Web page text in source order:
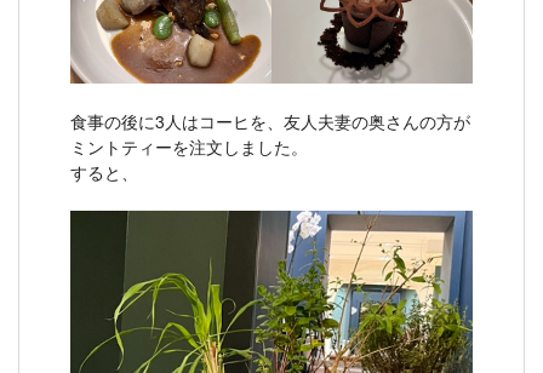
食事の後に3人はコーヒを、友人夫妻の奥さんの方が
ミントティーを注文しました。
すると、